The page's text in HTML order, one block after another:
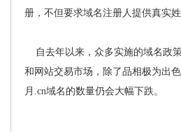
册，不但要求域名注册人提供真实
自去年以来，众多实施的域名政
和网站交易市场，除了品相极为出
月.cn域名的数量仍会大幅下跌。